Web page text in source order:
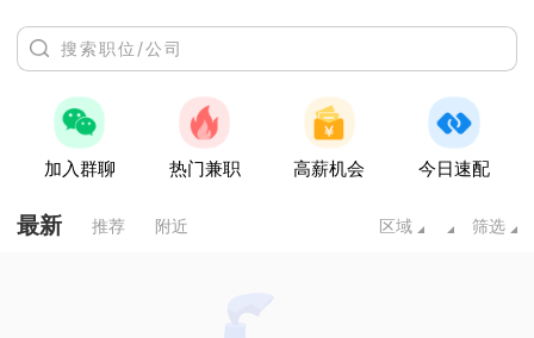
加入群聊 热门兼职 高薪机会 今日速配
最新 推荐 附近 区域 筛选